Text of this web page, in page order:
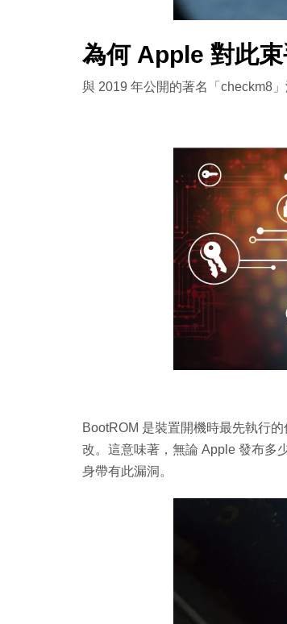
為何 Apple 對此束
與 2019 年公開的著名「checkm8
BootROM 是裝置開機時最先執行
改。這意味著，無論 Apple 發布多
身帶有此漏洞。